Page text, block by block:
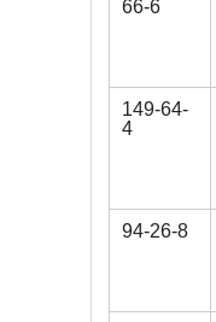
66-6
149-64-
4
94-26-8